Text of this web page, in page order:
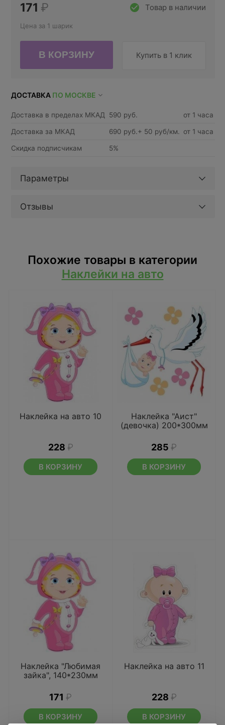
Товар в наличии
171 ₽
Цена за 1 шарик
Купить в 1 клик
ДОСТАВКА ПО МОСКВЕ
Доставка в пределах МКАД 590 руб. от 1 часа
Доставка за МКАД 690 руб.+ 50 руб/км. от 1 часа
Скидка подписчикам 5%
Параметры
Отзывы
Похожие товары в категории
Наклейки на авто
Наклейка на авто 10
228 ₽
В КОРЗИНУ
Наклейка "Аист"
(девочка) 200*300мм
285 ₽
В КОРЗИНУ
Наклейка "Любимая
зайка", 140*230мм
171 ₽
В КОРЗИНУ
Наклейка на авто 11
228 ₽
В КОРЗИНУ